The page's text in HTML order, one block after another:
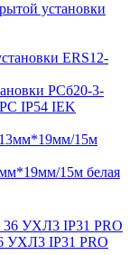
установки
РСб20-3-
IP54 IEK
15м белая
УХЛ3 IP31 PRO